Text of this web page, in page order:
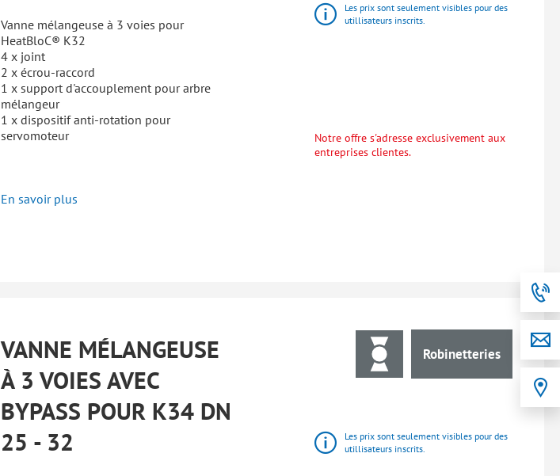
Vanne mélangeuse à 3 voies pour
HeatBloC® K32
4 x joint
2 x écrou-raccord
1 x support d'accouplement pour arbre
mélangeur
1 x dispositif anti-rotation pour
servomoteur
En savoir plus
Les prix sont seulement visibles pour des
utillisateurs inscrits.
Notre offre s'adresse exclusivement aux
entreprises clientes.
VANNE MÉLANGEUSE
À 3 VOIES AVEC
BYPASS POUR K34 DN
25 - 32
Robinetteries
Les prix sont seulement visibles pour des
utillisateurs inscrits.